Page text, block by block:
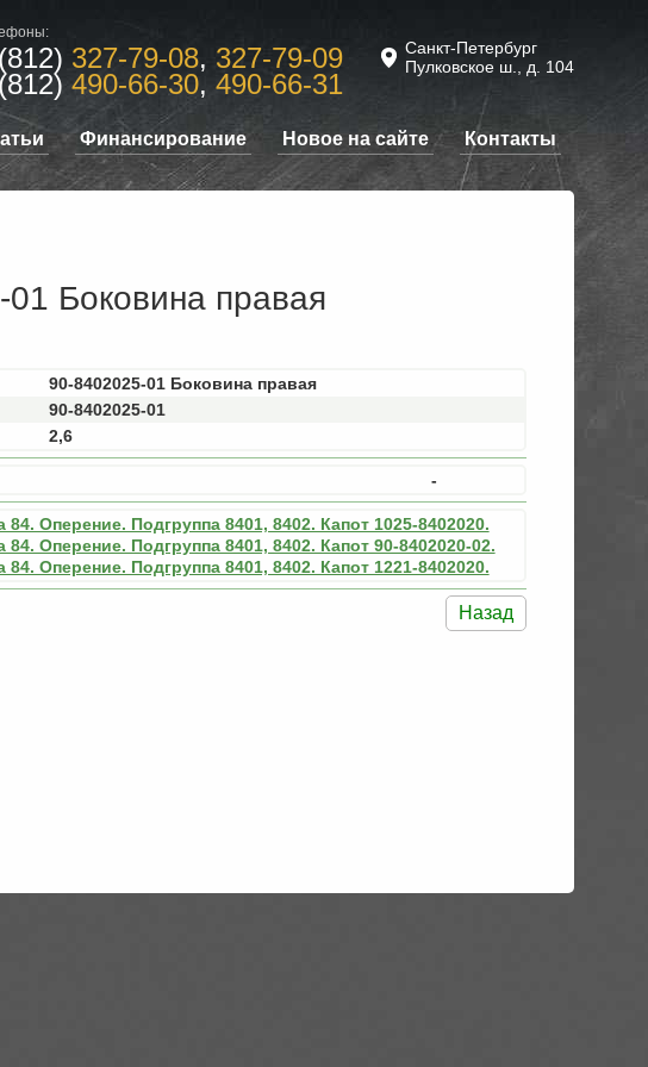
327-79-08, 327-79-09
490-66-30, 490-66-31
Санкт-Петербург
Пулковское ш., д. 104
Финансирование Новое на сайте Контакты
Боковина правая
90-8402025-01 Боковина правая
90-8402025-01
2,6
-
84. Оперение. Подгруппа 8401, 8402. Капот 1025-8402020.
84. Оперение. Подгруппа 8401, 8402. Капот 90-8402020-02.
84. Оперение. Подгруппа 8401, 8402. Капот 1221-8402020.